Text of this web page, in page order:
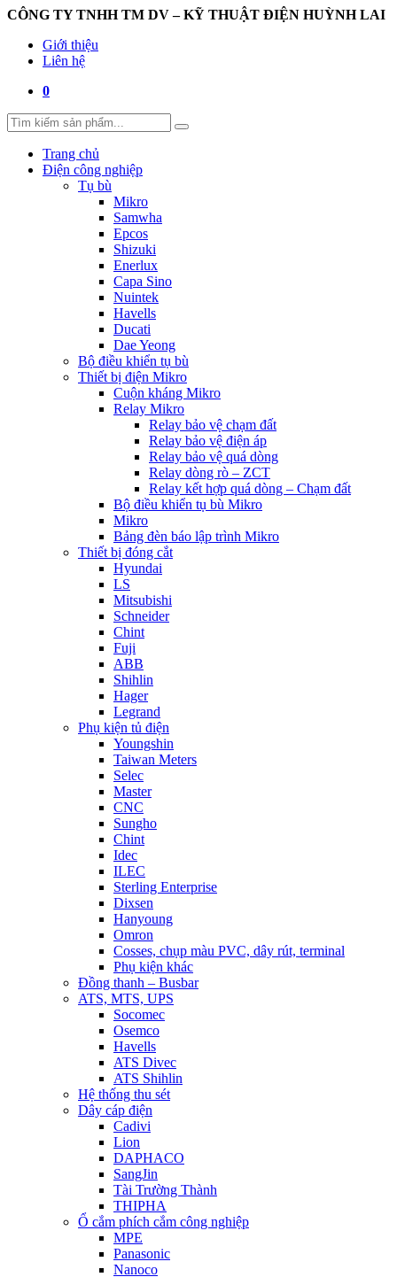
CÔNG TY TNHH TM DV – KỸ THUẬT ĐIỆN HUỲNH LAI
Giới thiệu
Liên hệ
0
Trang chủ
Điện công nghiệp
Tụ bù
Mikro
Samwha
Epcos
Shizuki
Enerlux
Capa Sino
Nuintek
Havells
Ducati
Dae Yeong
Bộ điều khiển tụ bù
Thiết bị điện Mikro
Cuộn kháng Mikro
Relay Mikro
Relay bảo vệ chạm đất
Relay bảo vệ điện áp
Relay bảo vệ quá dòng
Relay dòng rò – ZCT
Relay kết hợp quá dòng – Chạm đất
Bộ điều khiển tụ bù Mikro
Mikro
Bảng đèn báo lập trình Mikro
Thiết bị đóng cắt
Hyundai
LS
Mitsubishi
Schneider
Chint
Fuji
ABB
Shihlin
Hager
Legrand
Phụ kiện tủ điện
Youngshin
Taiwan Meters
Selec
Master
CNC
Sungho
Chint
Idec
ILEC
Sterling Enterprise
Dixsen
Hanyoung
Omron
Cosses, chụp màu PVC, dây rút, terminal
Phụ kiện khác
Đồng thanh – Busbar
ATS, MTS, UPS
Socomec
Osemco
Havells
ATS Divec
ATS Shihlin
Hệ thống thu sét
Dây cáp điện
Cadivi
Lion
DAPHACO
SangJin
Tài Trường Thành
THIPHA
Ổ cắm phích cắm công nghiệp
MPE
Panasonic
Nanoco